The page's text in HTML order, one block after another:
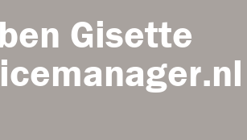
Gisette